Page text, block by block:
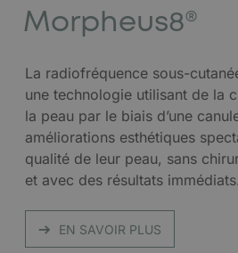
Morpheus8®
La radiofréquence sous-
une technologie utilisant de la
la peau par le biais d’une
améliorations esthétiques
qualité de leur peau, sans
et avec des résultats immédiats.
EN SAVOIR PLUS